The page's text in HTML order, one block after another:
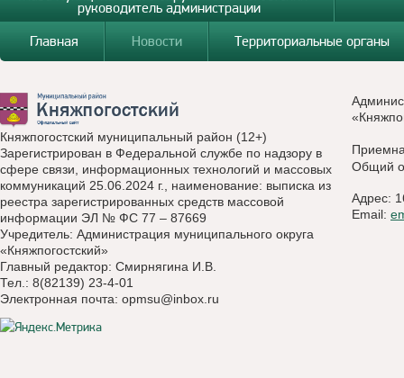
руководитель администрации
Главная
Новости Территориальные органы
Княжпогостский муниципальный район (12+)
Зарегистрирован в Федеральной службе по надзору в
сфере связи, информационных технологий и массовых
коммуникаций 25.06.2024 г., наименование: выписка из
реестра зарегистрированных средств массовой
информации ЭЛ № ФС 77 – 87669
Учредитель: Администрация муниципального округа
«Княжпогостский»
Главный редактор: Смирнягина И.В.
Тел.: 8(82139) 23-4-01
Электронная почта: opmsu@inbox.ru
Общий
Адрес:
Email: